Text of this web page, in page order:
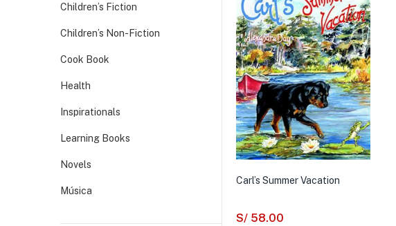
Carl’s Summer Vacation
S/ 58.00
Children’s Fiction
Children’s Non-Fiction
Cook Book
Health
Inspirationals
Learning Books
Novels
Música